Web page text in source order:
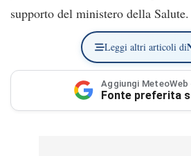
supporto del ministero della Salute.
Leggi altri articoli di
Aggiungi MeteoWeb
Fonte preferita